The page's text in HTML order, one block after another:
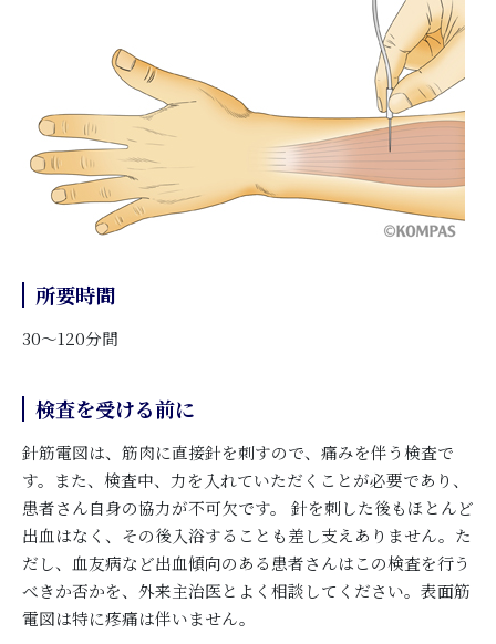
所要時間
30～120分間
検査を受ける前に
針筋電図は、筋肉に直接針を刺すので、痛みを伴う検査で
す。また、検査中、力を入れていただくことが必要であり、
患者さん自身の協力が不可欠です。 針を刺した後もほとんど
出血はなく、その後入浴することも差し支えありません。た
だし、血友病など出血傾向のある患者さんはこの検査を行う
べきか否かを、外来主治医とよく相談してください。表面筋
電図は特に疼痛は伴いません。